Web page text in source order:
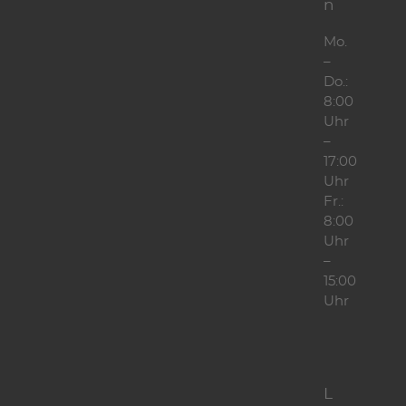
n
Mo.
–
Do.:
8:00
Uhr
–
17:00
Uhr
Fr.:
8:00
Uhr
–
15:00
Uhr